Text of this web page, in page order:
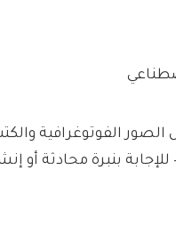
الفوتوغرافية
بنبرة محادثة أو